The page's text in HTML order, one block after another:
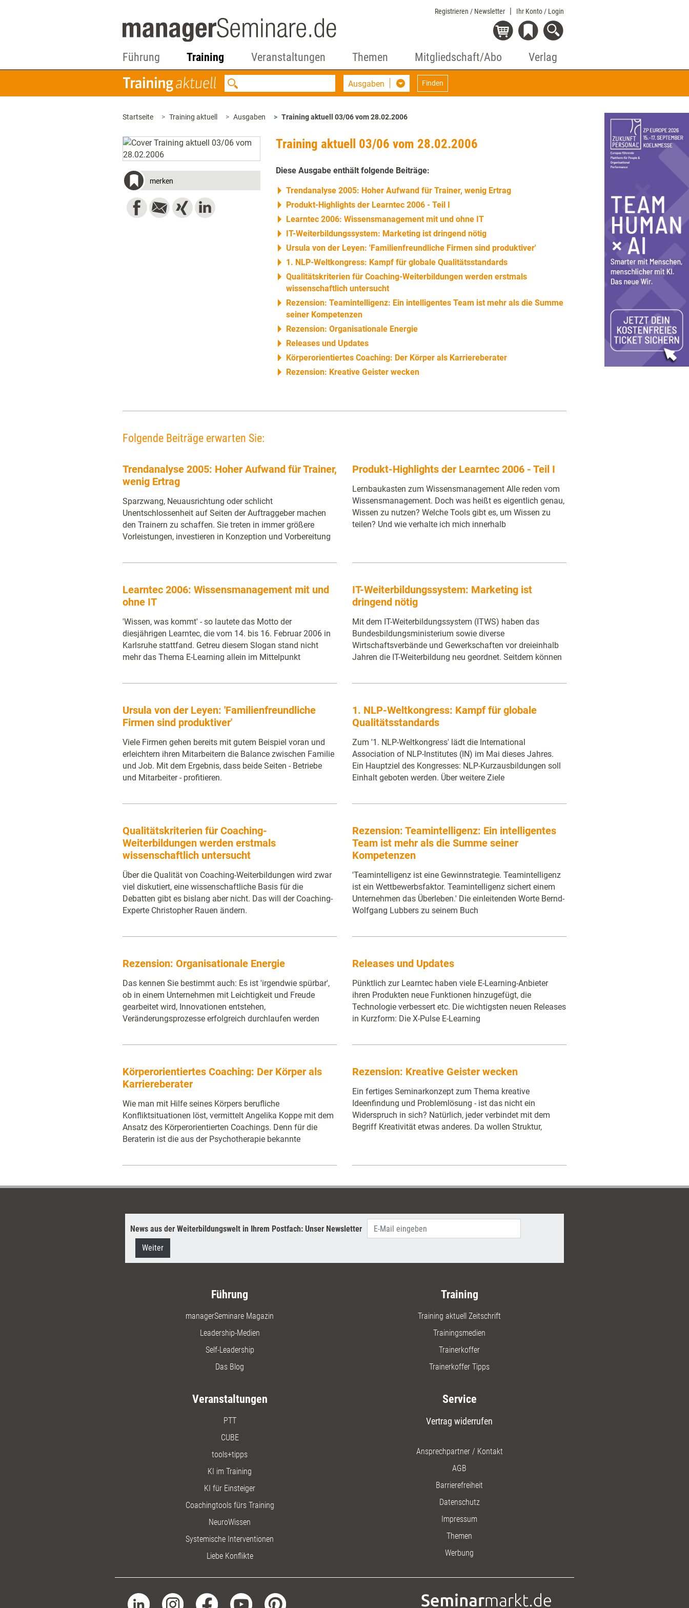
Registrieren / Newsletter Ihr Konto / Login
Führung Training Veranstaltungen Themen Mitgliedschaft/Abo Verlag
Ausgaben Finden
Startseite Training aktuell Ausgaben Training aktuell 03/06 vom 28.02.2006
merken
Training aktuell 03/06 vom 28.02.2006
Diese Ausgabe enthält folgende Beiträge:
Trendanalyse 2005: Hoher Aufwand für Trainer, wenig Ertrag
Produkt-Highlights der Learntec 2006 - Teil I
Learntec 2006: Wissensmanagement mit und ohne IT
IT-Weiterbildungssystem: Marketing ist dringend nötig
Ursula von der Leyen: 'Familienfreundliche Firmen sind produktiver'
1. NLP-Weltkongress: Kampf für globale Qualitätsstandards
Qualitätskriterien für Coaching-Weiterbildungen werden erstmals
wissenschaftlich untersucht
Rezension: Teamintelligenz: Ein intelligentes Team ist mehr als die Summe
seiner Kompetenzen
Rezension: Organisationale Energie
Releases und Updates
Körperorientiertes Coaching: Der Körper als Karriereberater
Rezension: Kreative Geister wecken
Folgende Beiträge erwarten Sie:
Trendanalyse 2005: Hoher Aufwand für Trainer,
wenig Ertrag
Sparzwang, Neuausrichtung oder schlicht
Unentschlossenheit auf Seiten der Auftraggeber machen
den Trainern zu schaffen. Sie treten in immer größere
Vorleistungen, investieren in Konzeption und Vorbereitung
Produkt-Highlights der Learntec 2006 - Teil I
Lernbaukasten zum Wissensmanagement Alle reden vom
Wissensmanagement. Doch was heißt es eigentlich genau,
Wissen zu nutzen? Welche Tools gibt es, um Wissen zu
teilen? Und wie verhalte ich mich innerhalb
Learntec 2006: Wissensmanagement mit und
ohne IT
'Wissen, was kommt' - so lautete das Motto der
diesjährigen Learntec, die vom 14. bis 16. Februar 2006 in
Karlsruhe stattfand. Getreu diesem Slogan stand nicht
mehr das Thema E-Learning allein im Mittelpunkt
IT-Weiterbildungssystem: Marketing ist
dringend nötig
Mit dem IT-Weiterbildungssystem (ITWS) haben das
Bundesbildungsministerium sowie diverse
Wirtschaftsverbände und Gewerkschaften vor dreieinhalb
Jahren die IT-Weiterbildung neu geordnet. Seitdem können
Ursula von der Leyen: 'Familienfreundliche
Firmen sind produktiver'
Viele Firmen gehen bereits mit gutem Beispiel voran und
erleichtern ihren Mitarbeitern die Balance zwischen Familie
und Job. Mit dem Ergebnis, dass beide Seiten - Betriebe
und Mitarbeiter - profitieren.
1. NLP-Weltkongress: Kampf für globale
Qualitätsstandards
Zum '1. NLP-Weltkongress' lädt die International
Association of NLP-Institutes (IN) im Mai dieses Jahres.
Ein Hauptziel des Kongresses: NLP-Kurzausbildungen soll
Einhalt geboten werden. Über weitere Ziele
Qualitätskriterien für Coaching-
Weiterbildungen werden erstmals
wissenschaftlich untersucht
Über die Qualität von Coaching-Weiterbildungen wird zwar
viel diskutiert, eine wissenschaftliche Basis für die
Debatten gibt es bislang aber nicht. Das will der Coaching-
Experte Christopher Rauen ändern.
Rezension: Teamintelligenz: Ein intelligentes
Team ist mehr als die Summe seiner
Kompetenzen
'Teamintelligenz ist eine Gewinnstrategie. Teamintelligenz
ist ein Wettbewerbsfaktor. Teamintelligenz sichert einem
Unternehmen das Überleben.' Die einleitenden Worte Bernd-
Wolfgang Lubbers zu seinem Buch
Rezension: Organisationale Energie
Das kennen Sie bestimmt auch: Es ist 'irgendwie spürbar',
ob in einem Unternehmen mit Leichtigkeit und Freude
gearbeitet wird, Innovationen entstehen,
Veränderungsprozesse erfolgreich durchlaufen werden
Releases und Updates
Pünktlich zur Learntec haben viele E-Learning-Anbieter
ihren Produkten neue Funktionen hinzugefügt, die
Technologie verbessert etc. Die wichtigsten neuen Releases
in Kurzform: Die X-Pulse E-Learning
Körperorientiertes Coaching: Der Körper als
Karriereberater
Wie man mit Hilfe seines Körpers berufliche
Konfliktsituationen löst, vermittelt Angelika Koppe mit dem
Ansatz des Körperorientierten Coachings. Denn für die
Beraterin ist die aus der Psychotherapie bekannte
Rezension: Kreative Geister wecken
Ein fertiges Seminarkonzept zum Thema kreative
Ideenfindung und Problemlösung - ist das nicht ein
Widerspruch in sich? Natürlich, jeder verbindet mit dem
Begriff Kreativität etwas anderes. Da wollen Struktur,
News aus der Weiterbildungswelt in Ihrem Postfach: Unser Newsletter
Weiter
Führung
managerSeminare Magazin
Leadership-Medien
Self-Leadership
Das Blog
Training
Training aktuell Zeitschrift
Trainingsmedien
Trainerkoffer
Trainerkoffer Tipps
Veranstaltungen
PTT
CUBE
tools+tipps
KI im Training
KI für Einsteiger
Coachingtools fürs Training
NeuroWissen
Systemische Interventionen
Liebe Konflikte
Service
Vertrag widerrufen
Ansprechpartner / Kontakt
AGB
Barrierefreiheit
Datenschutz
Impressum
Themen
Werbung